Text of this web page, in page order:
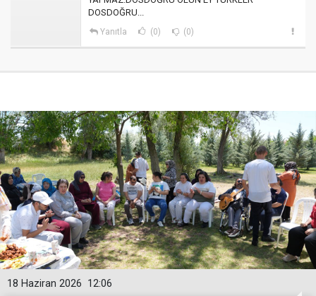
DOSDOĞRU...
Yanıtla (0) (0)
12:06
18 Haziran 2026